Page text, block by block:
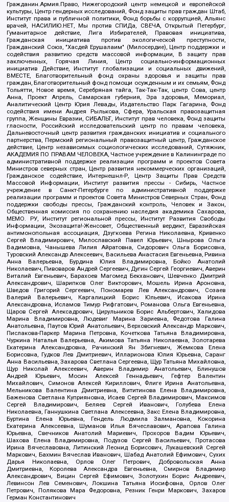
Гражданин.Армия.Право, Нижегородский центр немецкой и европейской
культуры, Центр гендерных исследований, Фонд защиты прав граждан Штаб,
Институт права и публичной политики, Фонд борьбы с коррупцией, Альянс
врачей, НАСИЛИЮ.НЕТ, Мы против СПИДа, СВЕЧА, Открытый Петербург,
Гуманитарное действие, Лига Избирателей, Правовая инициатива,
Гражданская инициатива против экологической преступности,
Гражданский Союз, "Хасдей Ерушалаим" (Милосердие), Центр поддержки и
содействия развитию средств массовой информации, В защиту прав
заключенных, Горячая Линия, Центр социально-информационных
инициатив Действие, Институт глобализации и социальных движений,
ВМЕСТЕ, Благотворительный фонд охраны здоровья и защиты прав
граждан, Благотворительный фонд помощи осужденным и их семьям, Фонд
Тольятти, Новое время, Серебряная тайга, Так-Так-Так, центр Сова, центр
Анна, Проект Апрель, Самарская губерния, Эра здоровья, Мемориал,
Аналитический Центр Юрия Левады, Издательство Парк Гагарина, Фонд
содействия имени Андрея Рылькова, Сфера, Уральская правозащитная
группа, Женщины Евразии, СИБАЛЬТ, Институт прав человека, Фонд защиты
гласности, Российский исследовательский центр по правам человека,
Дальневосточный центр развития гражданских инициатив и социального
партнерства, Пермский региональный правозащитный центр, Гражданское
действие, Центр независимых социологических исследований, Сутяжник,
АКАДЕМИЯ ПО ПРАВАМ ЧЕЛОВЕКА, Частное учреждение в Калининграде по
административной поддержке реализации программ и проектов Совета
Министров северных стран, Центр развития некоммерческих организаций,
Гражданское содействие, Интернешнл-Р, Центр Защиты Прав Средств
Массовой Информации, Институт развития прессы - Сибирь, Частное
учреждение в Санкт-Петербурге по административной поддержке
реализации программ и проектов Совета Министров Северных Стран, Фонд
поддержки свободы прессы, Гражданский контроль, Человек и Закон,
Общественная комиссия по сохранению наследия академика Сахарова,
МЕМО. РУ, Институт региональной прессы, Институт Развития Свободы
Информации, Экозащита!-Женсовет, Общественный вердикт, Евразийская
антимонопольная ассоциация, Дзугкоева Регина Николаевна, Кривенко
Сергей Владимирович, Милославский Павел Юрьевич, Шнырова Ольга
Вадимовна, Чанышева Лилия Айратовна, Сидорович Ольга Борисовна,
Туровский Александр Алексеевич, Васильева Анастасия Евгеньевна, Ривина
Анна Валерьевна, Бурдина Юлия Владимировна, Бойко Анатолий
Николаевич, Пивоваров Андрей Сергеевич, Дугин Сергей Георгиевич, Аверин
Виталий Евгеньевич, Барахоев Магомед Бекханович, Шевченко Дмитрий
Александрович, Шарипков Олег Викторович, Мошель Ирина Ароновна,
Шведов Григорий Сергеевич, Пономарев Лев Александрович, Созаев
Валерий Валерьевич, Каргалицкий Борис Юльевич, Исакова Ирина
Александровна, Исламов Тимур Рифгатович, Романова Ольга Евгеньевна,
Щаров Сергей Алексадрович, Цирульников Борис Альбертович, Халидова
Марина Владимировна, Людевиг Марина Зариевна, Федотова Галина
Анатольевна, Паутов Юрий Анатольевич, Верховский Александр Маркович,
Пислакова-Паркер Марина Петровна, Кочеткова Татьяна Владимировна,
Чуркина Наталья Валерьевна, Акимова Татьяна Николаевна, Золотарева
Екатерина Александровна, Рачинский Ян Збигневич, Жемкова Елена
Борисовна, Гудков Лев Дмитриевич, Илларионова Юлия Юрьевна, Саранг
Анна Васильевна, Захарова Светлана Сергеевна, Щур Татьяна Михайловна,
Щур Николай Алексеевич, Аверин Владимир Анатольевич, Блинушов
Андрей Юрьевич, Мосин Алексей Геннадьевич, Гефтер Валентин
Михайлович, Симонов Алексей Кириллович, Флиге Ирина Анатольевна,
Мельникова Валентина Дмитриевна, Вититинова Елена Владимировна,
Баженова Светлана Куприяновна, Исаев Сергей Владимирович, Максимов
Сергей Владимирович, Беляев Сергей Иванович, Голубева Елена
Николаевна, Ганнушкина Светлана Алексеевна, Закс Елена Владимировна,
Буртина Елена Юрьевна, Гендель Людмила Залмановна, Кокорина
Екатерина Алексеевна, Шуманов Илья Вячеславович, Арапова Галина
Юрьевна, Свечников Анатолий Мариевич, Прохоров Вадим Юрьевич,
Шахова Елена Владимировна, Подузов Сергей Васильевич, Протасова
Ирина Вячеславовна, Литинский Леонид Борисович, Лукашевский Сергей
Маркович, Бахмин Вячеслав Иванович, Шабад Анатолий Ефимович, Сухих
Дарья Николаевна, Орлов Олег Петрович, Добровольская Анна
Дмитриевна, Королева Александра Евгеньевна, Смирнов Владимир
Александрович, Вицин Сергей Ефимович, Золотухин Борис Андреевич,
Левинсон Лев Семенович, Локшина Татьяна Иосифовна, Орлов Олег
Петрович, Полякова Мара Федоровна, Резник Генри Маркович, Захаров
Герман Константинович